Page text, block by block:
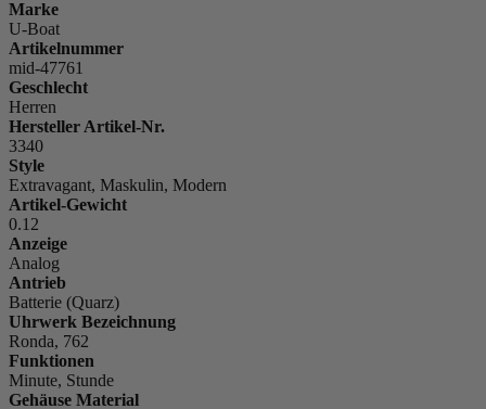
Marke
U-Boat
Artikelnummer
mid-47761
Geschlecht
Herren
Hersteller Artikel-Nr.
3340
Style
Extravagant, Maskulin, Modern
Artikel-Gewicht
0.12
Anzeige
Analog
Antrieb
Batterie (Quarz)
Uhrwerk Bezeichnung
Ronda, 762
Funktionen
Minute, Stunde
Gehäuse Material